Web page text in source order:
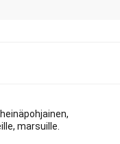
marsuille.